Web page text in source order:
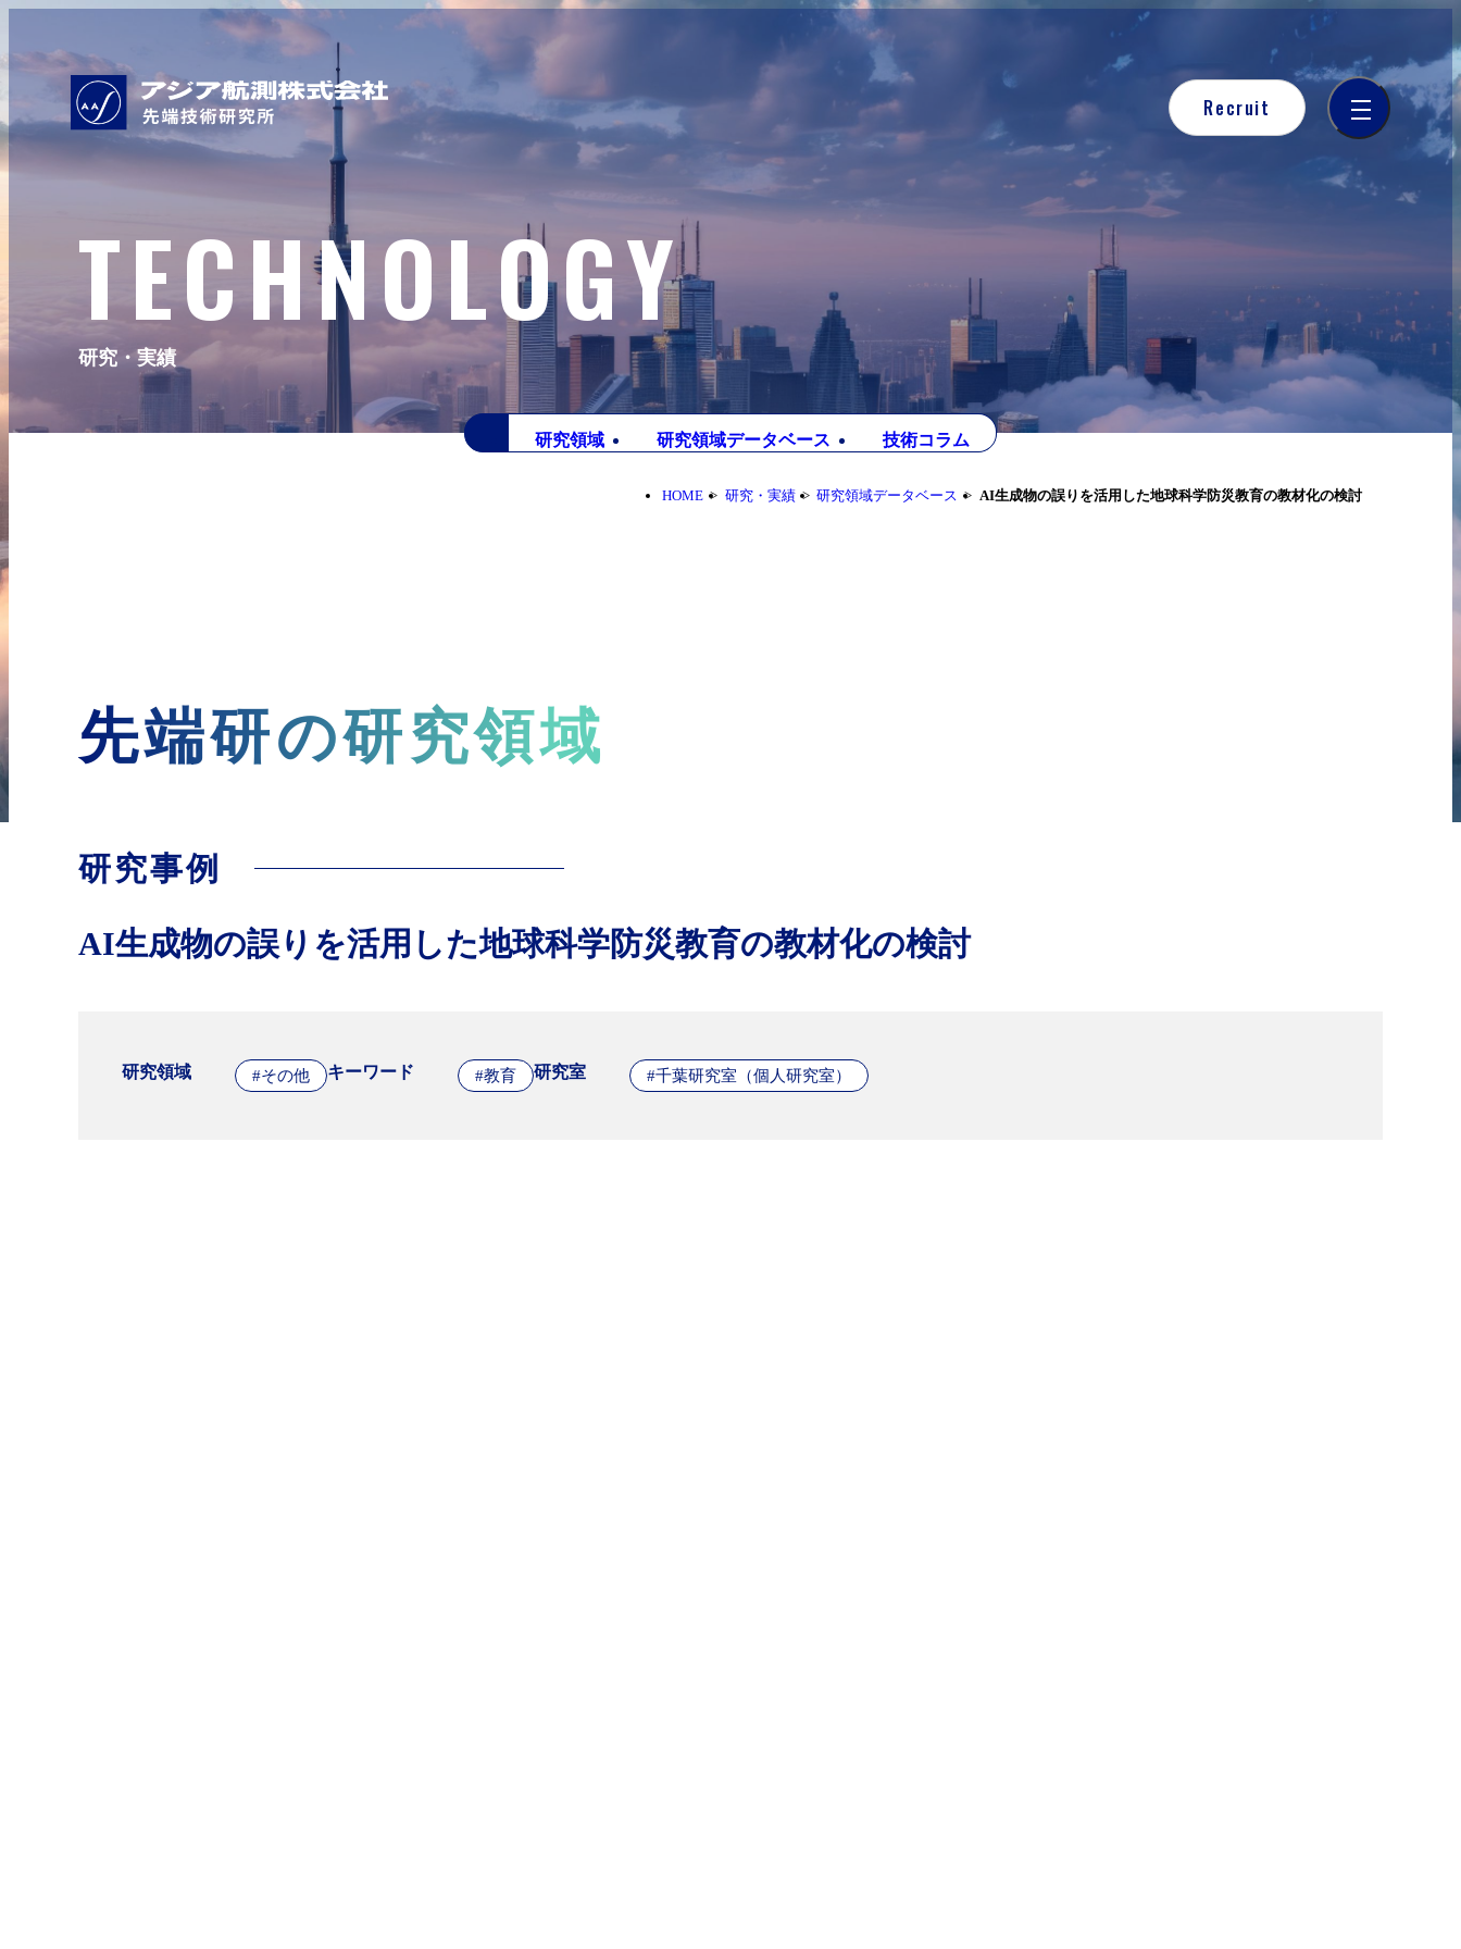
Recruit
TECHNOLOGY
研究・実績
研究領域 研究領域データベース 技術コラム
HOME 研究・実績 研究領域データベース AI生成物の誤りを活用した地球科学防災教育の教材化の検討
先端研の研究領域
研究事例
AI生成物の誤りを活用した地球科学防災教育の教材化の検討
研究領域 #その他 キーワード #教育 研究室 #千葉研究室（個人研究室）